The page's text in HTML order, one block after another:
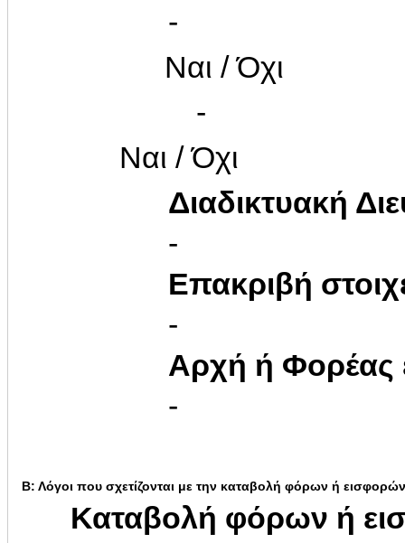
-
Ναι / Όχι
-
Ναι / Όχι
Διαδικτυακή
-
Επακριβή
-
Αρχή ή Φορέας
-
Β: Λόγοι που σχετίζονται με την καταβολή φόρων ή
Καταβολή φόρων ή